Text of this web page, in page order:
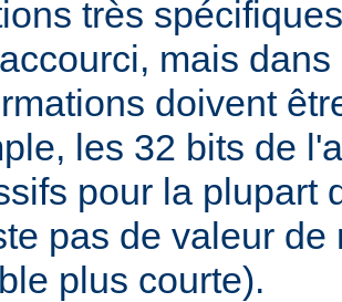
très
mais
doivent
les 32 bits de
pour la plupart
pas de valeur de
plus courte).